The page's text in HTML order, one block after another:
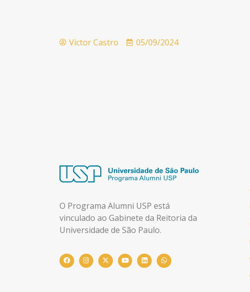
Victor Castro 05/09/2024
O Programa Alumni USP está
vinculado ao Gabinete da Reitoria da
Universidade de São Paulo.